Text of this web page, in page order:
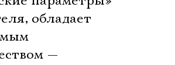
обладает
—